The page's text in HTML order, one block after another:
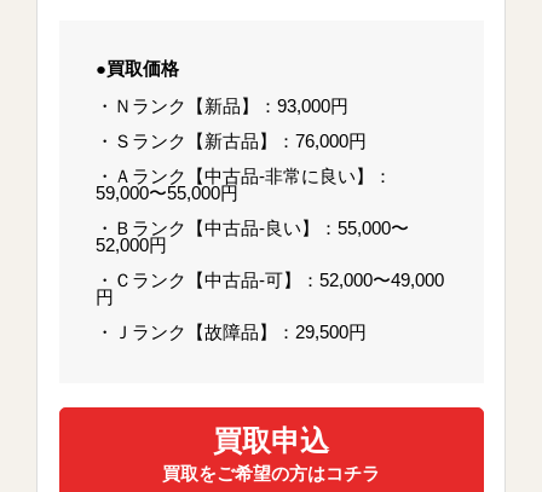
●買取価格
・Ｎランク【新品】：93,000円
・Ｓランク【新古品】：76,000円
・Ａランク【中古品-非常に良い】：
59,000〜55,000円
・Ｂランク【中古品-良い】：55,000〜
52,000円
・Ｃランク【中古品-可】：52,000〜49,000
円
・Ｊランク【故障品】：29,500円
買取申込
買取をご希望の方はコチラ